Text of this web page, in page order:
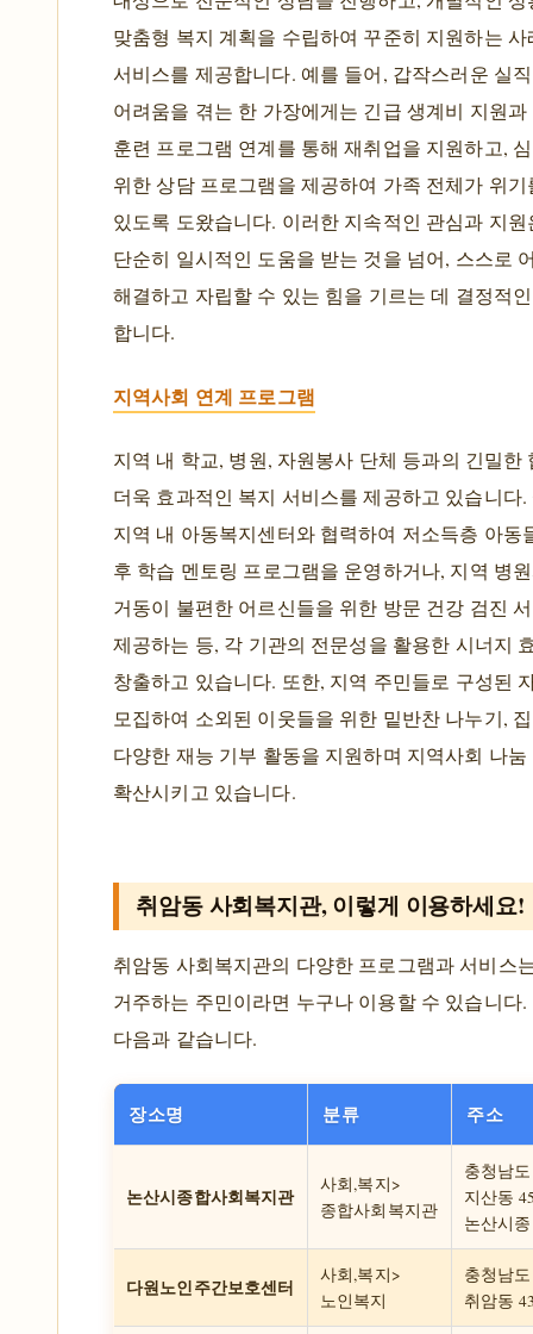
맞춤형 복지 계획을 수립하여 꾸준히 지원하는 사
서비스를 제공합니다. 예를 들어, 갑작스러운 실
어려움을 겪는 한 가장에게는 긴급 생계비 지원
훈련 프로그램 연계를 통해 재취업을 지원하고,
위한 상담 프로그램을 제공하여 가족 전체가 위
있도록 도왔습니다. 이러한 지속적인 관심과 지
단순히 일시적인 도움을 받는 것을 넘어, 스스로
해결하고 자립할 수 있는 힘을 기르는 데 결정적
합니다.
지역사회 연계 프로그램
지역 내 학교, 병원, 자원봉사 단체 등과의 긴밀한
더욱 효과적인 복지 서비스를 제공하고 있습니다.
지역 내 아동복지센터와 협력하여 저소득층 아동
후 학습 멘토링 프로그램을 운영하거나, 지역 병
거동이 불편한 어르신들을 위한 방문 건강 검진
제공하는 등, 각 기관의 전문성을 활용한 시너지
창출하고 있습니다. 또한, 지역 주민들로 구성된
모집하여 소외된 이웃들을 위한 밑반찬 나누기,
다양한 재능 기부 활동을 지원하며 지역사회 나눔
확산시키고 있습니다.
취암동 사회복지관, 이렇게 이용하세요!
취암동 사회복지관의 다양한 프로그램과 서비스
거주하는 주민이라면 누구나 이용할 수 있습니다
다음과 같습니다.
장소명 분류 주소
논산시종합사회복지관
사회,복지>
종합사회복지관
충청남
지산동
논산시
다원노인주간보호센터
사회,복지>
노인복지
충청남
취암동